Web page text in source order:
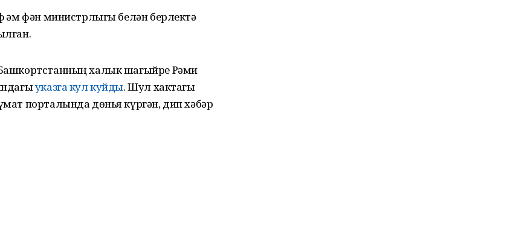
фән министрлыгы белән берлектә
халык шагыйре Рәми
указга кул куйды. Шул хактагы
порталында дөнья күргән, дип хәбәр